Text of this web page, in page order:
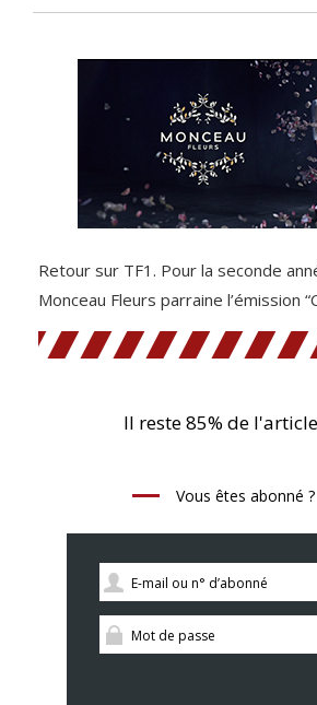
Retour sur TF1. Pour la seconde
Monceau Fleurs parraine l’émission
Il reste 85% de
Vous êtes abonné ?